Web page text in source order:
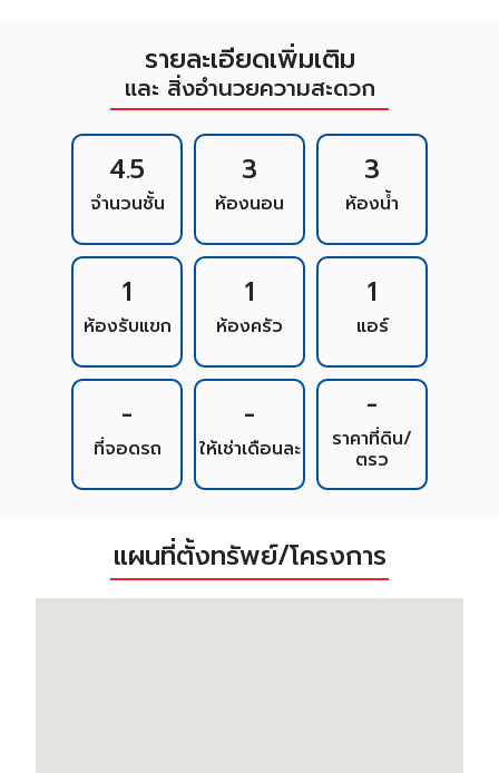
รายละเอียดเพิ่มเติม
และ สิ่งอำนวยความสะดวก
4.5
จำนวนชั้น
3
ห้องนอน
3
ห้องน้ำ
1
ห้องรับแขก
1
ห้องครัว
1
แอร์
-
ที่จอดรถ
-
ให้เช่าเดือนละ
-
ราคาที่ดิน/
ตรว
แผนที่ตั้งทรัพย์/โครงการ